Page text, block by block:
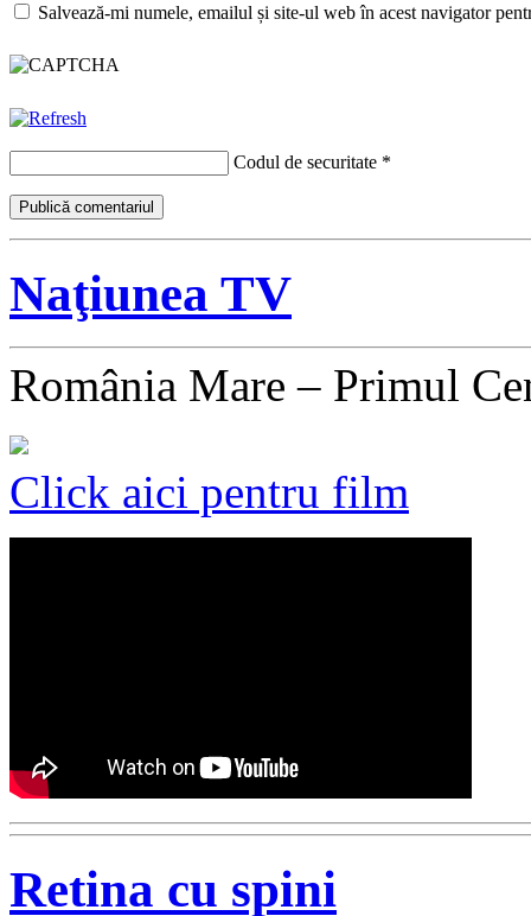
Salvează-mi numele, emailul și site-ul web în acest navigator
Codul de securitate *
Naţiunea TV
România Mare – Primul
Click aici pentru film
Retina cu spini